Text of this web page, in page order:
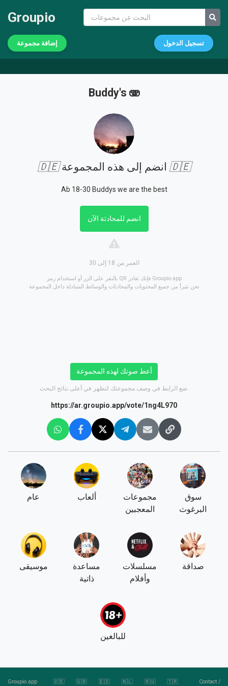
Groupio
إضافة مجموعة تسجيل الدخول
Buddy's 🫨
🇩🇪 🇩🇪
Ab 18-30 Buddys we are the best
انضم للمحادثة الآن
العمر من 18 إلى 30
بالنقر على الزر أو استخدام رمز QR فإنك تغادر Groupio.app
نحن نتبرأ من جميع المحتويات والمحادثات والوسائط المتبادلة داخل المجموعة
أعط صوتك لهذه المجموعة
https://ar.groupio.app/vote/1ng4L970
عام ألعاب
مجموعات
المعجبين
سوق
البرغوث
موسيقى
مساعدة
ذاتية
مسلسلات
وأفلام
صداقة
للبالغين
Groupio.app 🇩🇪 🇬🇧 🇪🇸 🇳🇱 🇷🇺 🇹🇷 Contact/